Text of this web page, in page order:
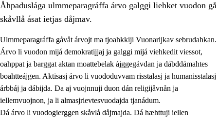
1. Åhpadusá árvvovuodo
1.1 Almasjárvvo
1.2 Identitiehtta ja kultuvralasj moattevuohta
Åhpaduslága ulmmeparagráffa árvo galggi liehket vuodon gå
skåvllå ásat ietjas dåjmav.
Ulmmeparagráffa gåvåt árvojt ma tjoahkkiji Vuonarijkav sebrudahkan.
Árvo li vuodon mijá demokratijjaj ja galggi mijá viehkedit viessot,
oahppat ja barggat aktan moattebelak ájggegávdan ja dåbddåmahtes
boahtteájgen. Aktisasj árvo li vuododuvvam risstalasj ja humanisstalasj
árbbáj ja dábijda. Da aj vuojnnuji duon dán religijåvnån ja
iellemvuojnon, ja li almasjrievtesvuodajda tjanádum.
Dá árvo li vuodogierggen skåvlå dåjmajda. Dá hæhttuji iellen